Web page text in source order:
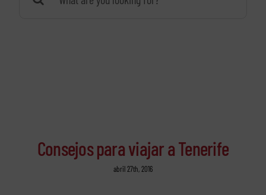
Consejos para viajar a Tenerife
abril 27th, 2016